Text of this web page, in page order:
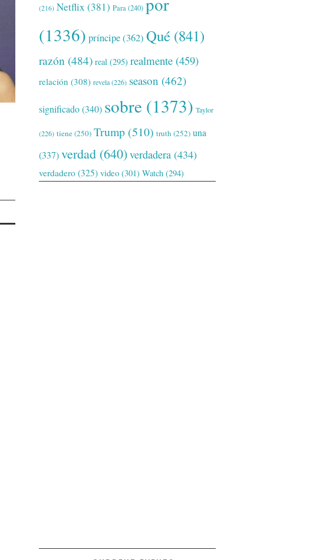
(216) Netflix (381) Para(240)
(1336) príncipe(362) Qué (841)
razón (484) real (295) realmente (459)
relación (308) revela(226) season (462)
significado(340) sobre (1373) Taylor
(226) tiene(250) Trump (510) truth (252) una
(337)verdad (640)verdadera (434)
verdadero (325) video (301) Watch (294)